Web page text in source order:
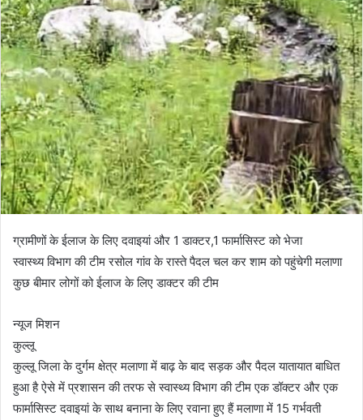
ग्रामीणों के ईलाज के लिए दवाइयां और 1 डाक्टर,1 फार्मासिस्ट को भेजा
स्वास्थ्य विभाग की टीम रसोल गांव के रास्ते पैदल चल कर शाम को पहुंचेगी मलाणा
कुछ बीमार लोगों को ईलाज के लिए डाक्टर की टीम
न्यूज मिशन
कुल्लू
कुल्लू जिला के दुर्गम क्षेत्र मलाणा में बाढ़ के बाद सड़क और पैदल यातायात बाधित
हुआ है ऐसे में प्रशासन की तरफ से स्वास्थ्य विभाग की टीम एक डॉक्टर और एक
फार्मासिस्ट दवाइयां के साथ बनाना के लिए रवाना हुए हैं मलाणा में 15 गर्भवती